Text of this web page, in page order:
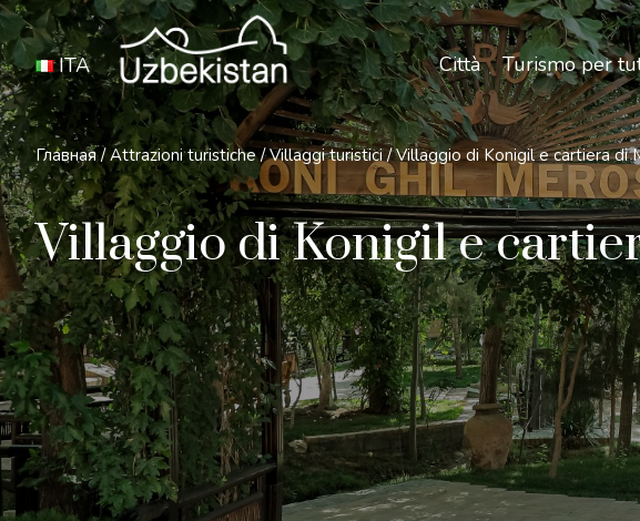
Città Turismo per
ITA
Главная / Attrazioni turistiche / Villaggi turistici / Villaggio di Konigil e cartiera di
Villaggio di Konigil e